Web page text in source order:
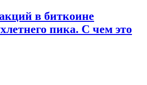
в биткоине
пика. С чем это